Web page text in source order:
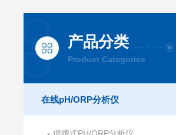
产品分类
Product Categories
在线pH/ORP分析仪